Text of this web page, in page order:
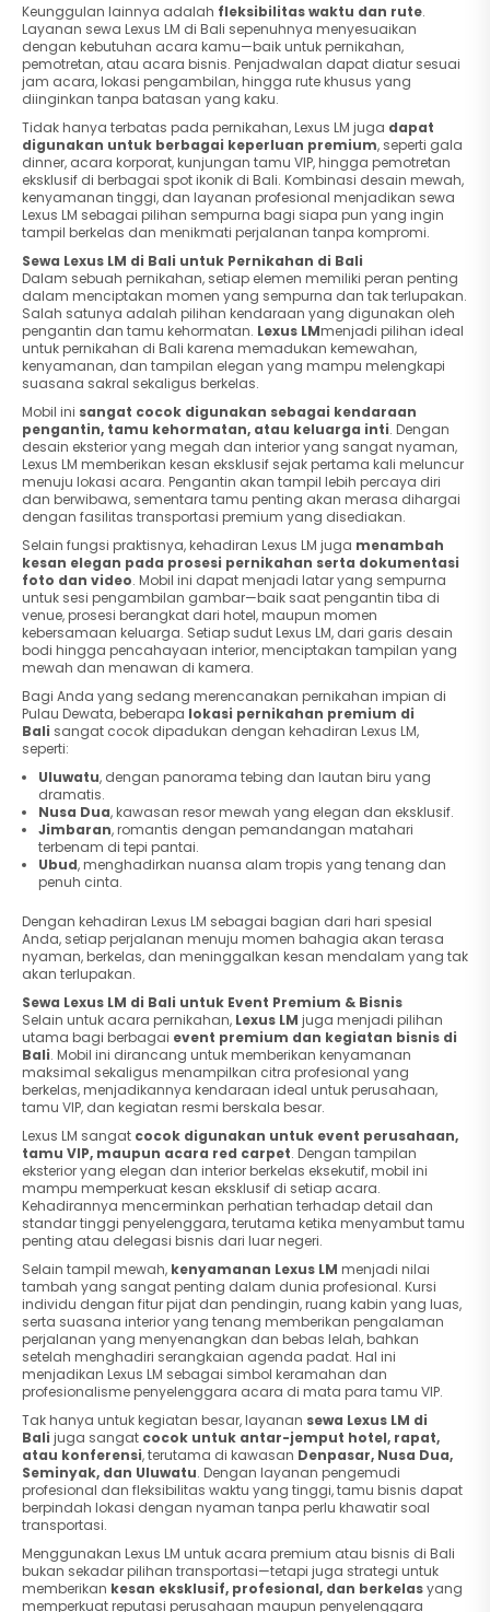
Keunggulan lainnya adalah fleksibilitas waktu dan rute.
Layanan sewa Lexus LM di Bali sepenuhnya menyesuaikan
dengan kebutuhan acara kamu—baik untuk pernikahan,
pemotretan, atau acara bisnis. Penjadwalan dapat diatur sesuai
jam acara, lokasi pengambilan, hingga rute khusus yang
diinginkan tanpa batasan yang kaku.
Tidak hanya terbatas pada pernikahan, Lexus LM juga dapat
digunakan untuk berbagai keperluan premium, seperti gala
dinner, acara korporat, kunjungan tamu VIP, hingga pemotretan
eksklusif di berbagai spot ikonik di Bali. Kombinasi desain mewah,
kenyamanan tinggi, dan layanan profesional menjadikan sewa
Lexus LM sebagai pilihan sempurna bagi siapa pun yang ingin
tampil berkelas dan menikmati perjalanan tanpa kompromi.
Sewa Lexus LM di Bali untuk Pernikahan di Bali
Dalam sebuah pernikahan, setiap elemen memiliki peran penting
dalam menciptakan momen yang sempurna dan tak terlupakan.
Salah satunya adalah pilihan kendaraan yang digunakan oleh
pengantin dan tamu kehormatan. Lexus LMmenjadi pilihan ideal
untuk pernikahan di Bali karena memadukan kemewahan,
kenyamanan, dan tampilan elegan yang mampu melengkapi
suasana sakral sekaligus berkelas.
Mobil ini sangat cocok digunakan sebagai kendaraan
pengantin, tamu kehormatan, atau keluarga inti. Dengan
desain eksterior yang megah dan interior yang sangat nyaman,
Lexus LM memberikan kesan eksklusif sejak pertama kali meluncur
menuju lokasi acara. Pengantin akan tampil lebih percaya diri
dan berwibawa, sementara tamu penting akan merasa dihargai
dengan fasilitas transportasi premium yang disediakan.
Selain fungsi praktisnya, kehadiran Lexus LM juga menambah
kesan elegan pada prosesi pernikahan serta dokumentasi
foto dan video. Mobil ini dapat menjadi latar yang sempurna
untuk sesi pengambilan gambar—baik saat pengantin tiba di
venue, prosesi berangkat dari hotel, maupun momen
kebersamaan keluarga. Setiap sudut Lexus LM, dari garis desain
bodi hingga pencahayaan interior, menciptakan tampilan yang
mewah dan menawan di kamera.
Bagi Anda yang sedang merencanakan pernikahan impian di
Pulau Dewata, beberapa lokasi pernikahan premium di
Bali sangat cocok dipadukan dengan kehadiran Lexus LM,
seperti:
Uluwatu, dengan panorama tebing dan lautan biru yang
dramatis.
Nusa Dua, kawasan resor mewah yang elegan dan eksklusif.
Jimbaran, romantis dengan pemandangan matahari
terbenam di tepi pantai.
Ubud, menghadirkan nuansa alam tropis yang tenang dan
penuh cinta.
Dengan kehadiran Lexus LM sebagai bagian dari hari spesial
Anda, setiap perjalanan menuju momen bahagia akan terasa
nyaman, berkelas, dan meninggalkan kesan mendalam yang tak
akan terlupakan.
Sewa Lexus LM di Bali untuk Event Premium & Bisnis
Selain untuk acara pernikahan, Lexus LM juga menjadi pilihan
utama bagi berbagai event premium dan kegiatan bisnis di
Bali. Mobil ini dirancang untuk memberikan kenyamanan
maksimal sekaligus menampilkan citra profesional yang
berkelas, menjadikannya kendaraan ideal untuk perusahaan,
tamu VIP, dan kegiatan resmi berskala besar.
Lexus LM sangat cocok digunakan untuk event perusahaan,
tamu VIP, maupun acara red carpet. Dengan tampilan
eksterior yang elegan dan interior berkelas eksekutif, mobil ini
mampu memperkuat kesan eksklusif di setiap acara.
Kehadirannya mencerminkan perhatian terhadap detail dan
standar tinggi penyelenggara, terutama ketika menyambut tamu
penting atau delegasi bisnis dari luar negeri.
Selain tampil mewah, kenyamanan Lexus LM menjadi nilai
tambah yang sangat penting dalam dunia profesional. Kursi
individu dengan fitur pijat dan pendingin, ruang kabin yang luas,
serta suasana interior yang tenang memberikan pengalaman
perjalanan yang menyenangkan dan bebas lelah, bahkan
setelah menghadiri serangkaian agenda padat. Hal ini
menjadikan Lexus LM sebagai simbol keramahan dan
profesionalisme penyelenggara acara di mata para tamu VIP.
Tak hanya untuk kegiatan besar, layanan sewa Lexus LM di
Bali juga sangat cocok untuk antar-jemput hotel, rapat,
atau konferensi, terutama di kawasan Denpasar, Nusa Dua,
Seminyak, dan Uluwatu. Dengan layanan pengemudi
profesional dan fleksibilitas waktu yang tinggi, tamu bisnis dapat
berpindah lokasi dengan nyaman tanpa perlu khawatir soal
transportasi.
Menggunakan Lexus LM untuk acara premium atau bisnis di Bali
bukan sekadar pilihan transportasi—tetapi juga strategi untuk
memberikan kesan eksklusif, profesional, dan berkelasyang
memperkuat reputasi perusahaan maupun penyelenggara